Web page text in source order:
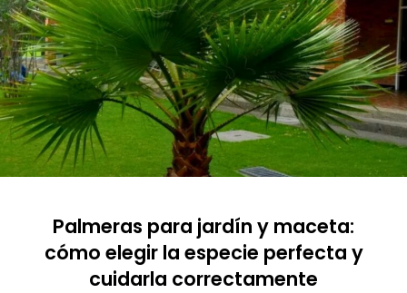
Palmeras para jardín y maceta:
cómo elegir la especie perfecta y
cuidarla correctamente